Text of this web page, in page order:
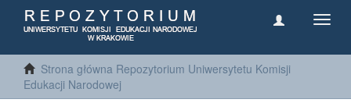
Strona główna Repozytorium Uniwersytetu Komisji
Edukacji Narodowej